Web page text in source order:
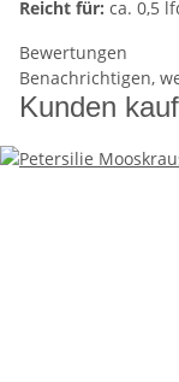
Reicht für: ca. 0,5
Bewertungen
Benachrichtigen,
Kunden